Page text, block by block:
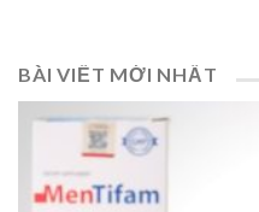
BÀI VIẾT MỚI NHẤT